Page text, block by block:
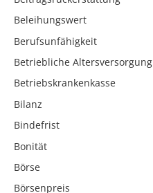
Beleihungswert
Berufsunfähigkeit
Betriebliche Altersversorgung
Betriebskrankenkasse
Bilanz
Bindefrist
Bonität
Börse
Börsenpreis